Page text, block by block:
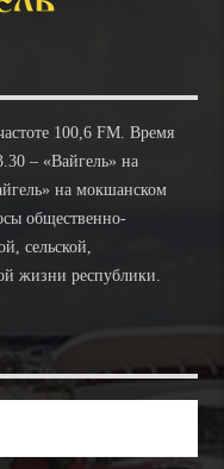
100,6 FM. Время
– «Вайгель» на
на мокшанском
общественно-
сельской,
жизни республики.